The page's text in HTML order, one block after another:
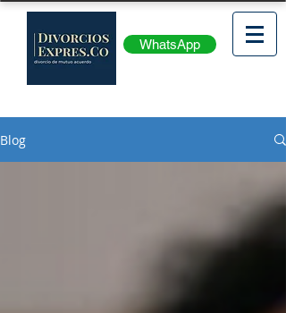
WhatsApp
Blog